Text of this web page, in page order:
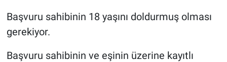
Başvuru sahibinin 18 yaşını doldurmuş olması
gerekiyor.
Başvuru sahibinin ve eşinin üzerine kayıtlı